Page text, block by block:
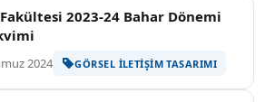
2023-24 Bahar Dönemi
2024 GÖRSEL İLETIŞIM TASARIMI